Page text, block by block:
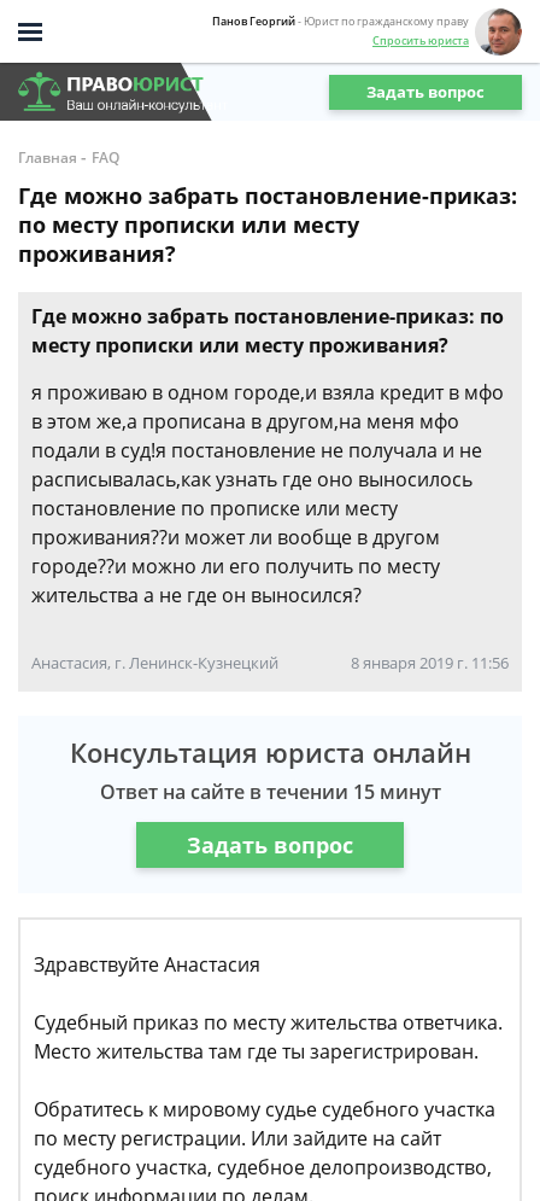
Панов Георгий- Юрист по гражданскому праву
Спросить юриста
Задать вопрос
Главная - FAQ
Где можно забрать постановление-приказ:
по месту прописки или месту
проживания?
Где можно забрать постановление-приказ: по
месту прописки или месту проживания?
я проживаю в одном городе,и взяла кредит в мфо
в этом же,а прописана в другом,на меня мфо
подали в суд!я постановление не получала и не
расписывалась,как узнать где оно выносилось
постановление по прописке или месту
проживания??и может ли вообще в другом
городе??и можно ли его получить по месту
жительства а не где он выносился?
Анастасия, г. Ленинск-Кузнецкий 8 января 2019 г. 11:56
Консультация юриста онлайн
Ответ на сайте в течении 15 минут
Задать вопрос
Здравствуйте Анастасия
Судебный приказ по месту жительства ответчика.
Место жительства там где ты зарегистрирован.
Обратитесь к мировому судье судебного участка
по месту регистрации. Или зайдите на сайт
судебного участка, судебное делопроизводство,